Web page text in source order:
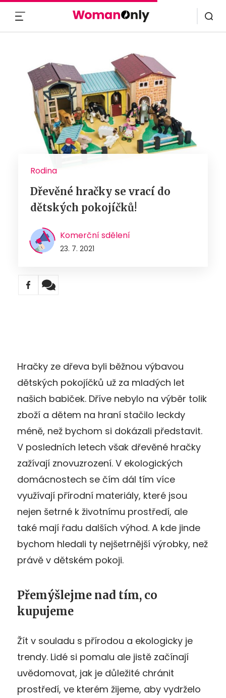
Rodina
Dřevěné hračky se vrací do
dětských pokojíčků!
Komerční sdělení
23. 7. 2021
Hračky ze dřeva byli běžnou výbavou
dětských pokojíčků už za mladých let
našich babiček. Dříve nebylo na výběr tolik
zboží a dětem na hraní stačilo leckdy
méně, než bychom si dokázali představit.
V posledních letech však dřevěné hračky
zažívají znovuzrození. V ekologických
domácnostech se čím dál tím více
využívají přírodní materiály, které jsou
nejen šetrné k životnímu prostředí, ale
také mají řadu dalších výhod. A kde jinde
bychom hledali ty nejšetrnější výrobky, než
právě v dětském pokoji.
Přemýšlejme nad tím, co
kupujeme
Žít v souladu s přírodou a ekologicky je
trendy. Lidé si pomalu ale jistě začínají
uvědomovat, jak je důležité chránit
prostředí, ve kterém žijeme, aby vydrželo